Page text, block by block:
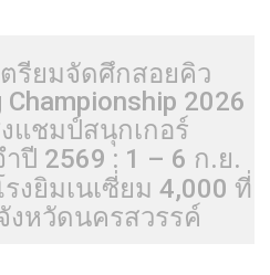
รียมจัดศึกสอยคิว
2026
แชมป์สนุกเกอร์
ปี 2569 : 1 – 6 ก.ย.
งยิมเนเซี่ยม 4,000 ที่
งหวัดนครสวรรค์